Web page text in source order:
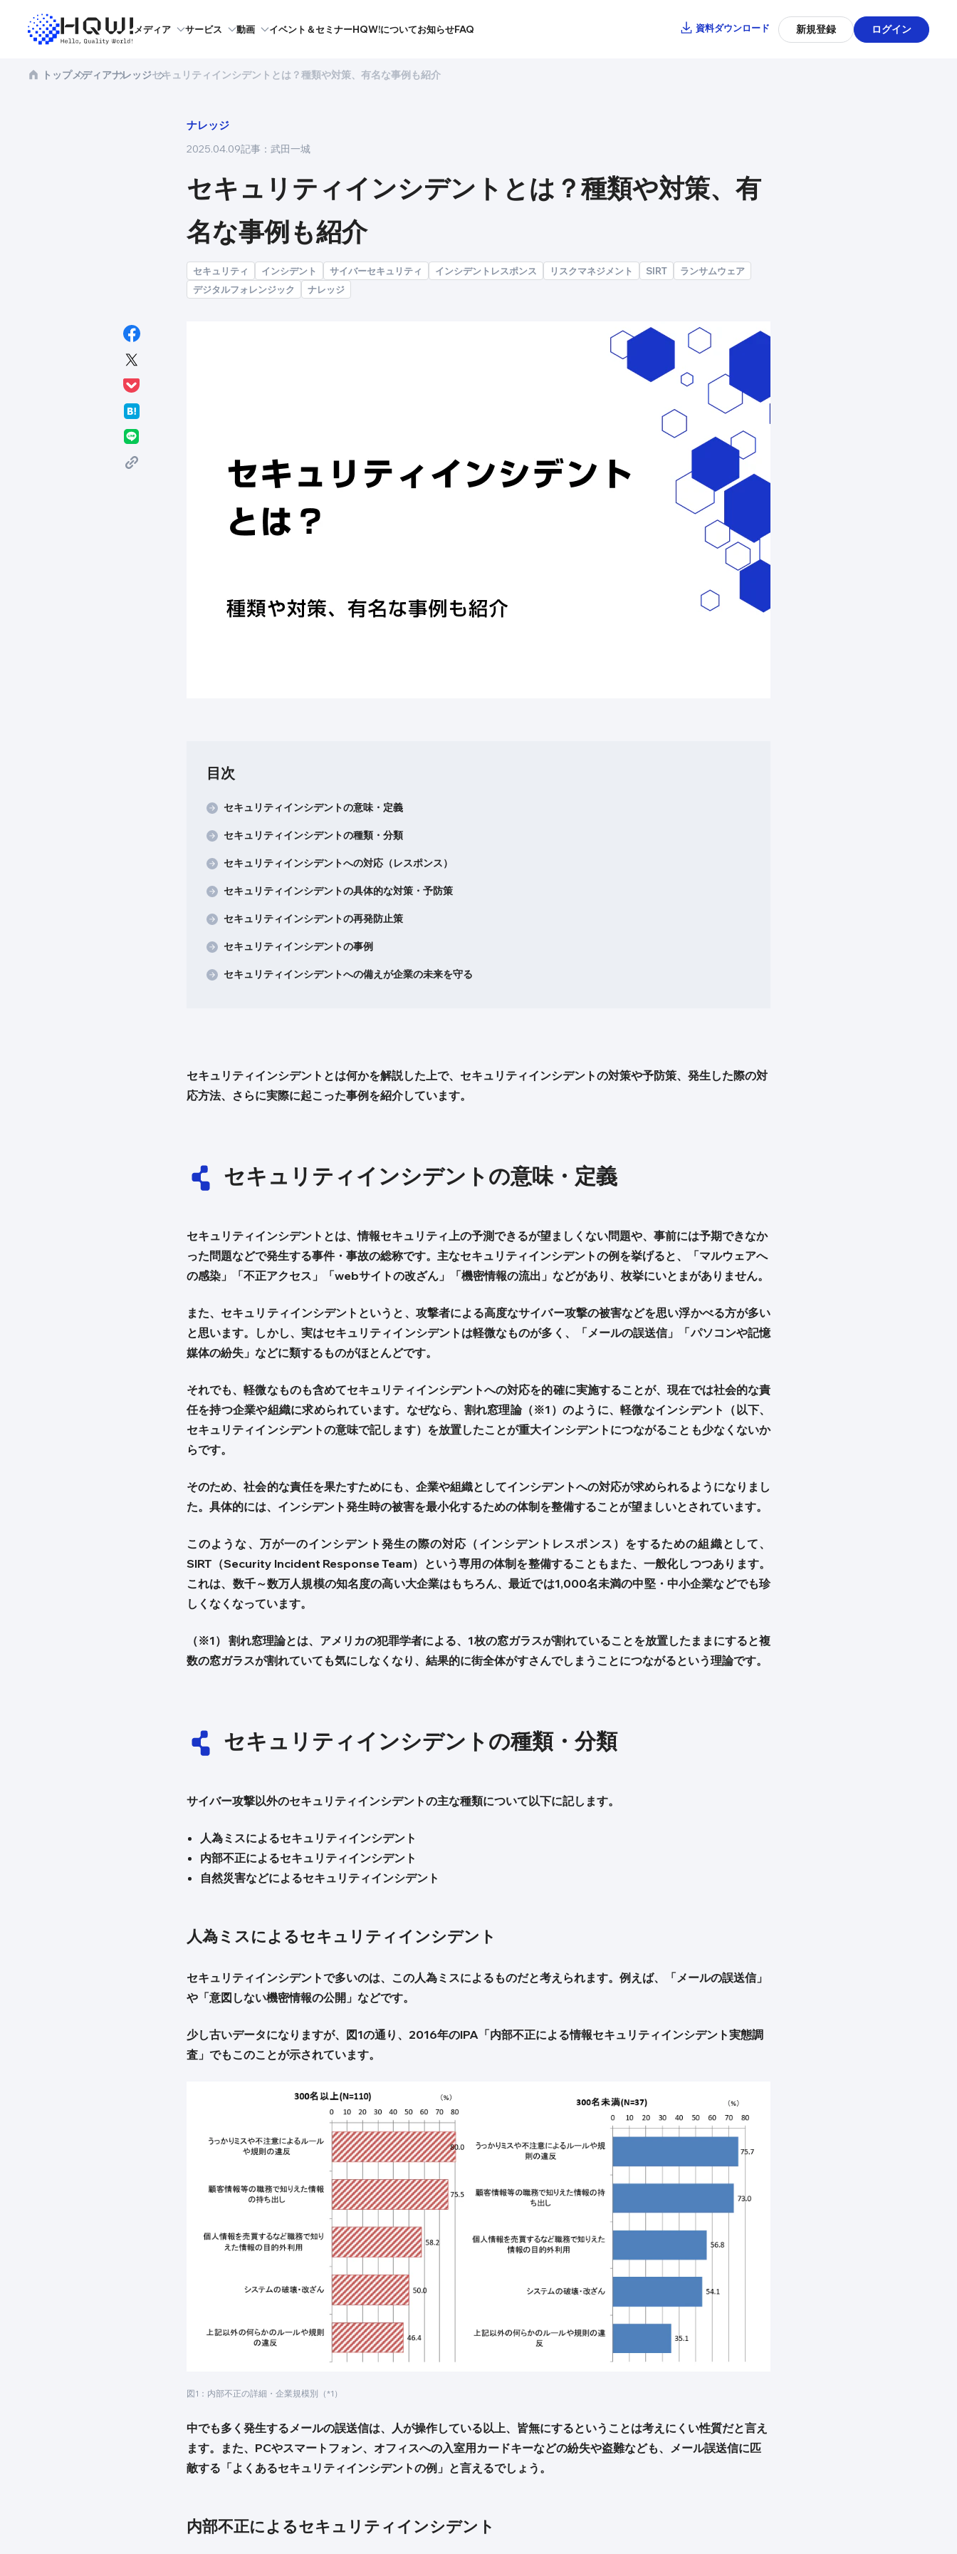
メディア サービス 動画 イベント＆セミナーHQW!についてお知らせFAQ 資料ダウンロード 新規登録 ログイン
トップメディアナレッジセキュリティインシデントとは？種類や対策、有名な事例も紹介
ナレッジ
2025.04.09記事： 武田一城
セキュリティインシデントとは？種類や対策、有
名な事例も紹介
セキュリティ インシデント サイバーセキュリティ インシデントレスポンス リスクマネジメント SIRT
ランサムウェア
デジタルフォレンジック
ナレッジ
目次
セキュリティインシデントの意味・定義
セキュリティインシデントの種類・分類
セキュリティインシデントへの対応（レスポンス）
セキュリティインシデントの具体的な対策・予防策
セキュリティインシデントの再発防止策
セキュリティインシデントの事例
セキュリティインシデントへの備えが企業の未来を守る
セキュリティインシデントとは何かを解説した上で、セキュリティインシデントの対策や予防策、発生した際の対
応方法、さらに実際に起こった事例を紹介しています。
セキュリティインシデントの意味・定義
セキュリティインシデントとは、情報セキュリティ上の予測できるが望ましくない問題や、事前には予期できなか
った問題などで発生する事件・事故の総称です。主なセキュリティインシデントの例を挙げると、「マルウェアへ
の感染」「不正アクセス」「webサイトの改ざん」「機密情報の流出」などがあり、枚挙にいとまがありません。
また、セキュリティインシデントというと、攻撃者による高度なサイバー攻撃の被害などを思い浮かべる方が多い
と思います。しかし、実はセキュリティインシデントは軽微なものが多く、「メールの誤送信」「パソコンや記憶
媒体の紛失」などに類するものがほとんどです。
それでも、軽微なものも含めてセキュリティインシデントへの対応を的確に実施することが、現在では社会的な責
任を持つ企業や組織に求められています。なぜなら、割れ窓理論（※1）のように、軽微なインシデント（以下、
セキュリティインシデントの意味で記します）を放置したことが重大インシデントにつながることも少なくないか
らです。
そのため、社会的な責任を果たすためにも、企業や組織としてインシデントへの対応が求められるようになりまし
た。具体的には、インシデント発生時の被害を最小化するための体制を整備することが望ましいとされています。
このような、万が一のインシデント発生の際の対応（インシデントレスポンス）をするための組織として、
SIRT（Security Incident Response Team）という専用の体制を整備することもまた、一般化しつつあります。
これは、数千～数万人規模の知名度の高い大企業はもちろん、最近では1,000名未満の中堅・中小企業などでも珍
しくなくなっています。
（※1） 割れ窓理論とは、アメリカの犯罪学者による、1枚の窓ガラスが割れていることを放置したままにすると複
数の窓ガラスが割れていても気にしなくなり、結果的に街全体がすさんでしまうことにつながるという理論です。
セキュリティインシデントの種類・分類
サイバー攻撃以外のセキュリティインシデントの主な種類について以下に記します。
人為ミスによるセキュリティインシデント
内部不正によるセキュリティインシデント
自然災害などによるセキュリティインシデント
人為ミスによるセキュリティインシデント
セキュリティインシデントで多いのは、この人為ミスによるものだと考えられます。例えば、「メールの誤送信」
や「意図しない機密情報の公開」などです。
少し古いデータになりますが、図1の通り、2016年のIPA「内部不正による情報セキュリティインシデント実態調
査」でもこのことが示されています。
図1：内部不正の詳細・企業規模別（*1）
中でも多く発生するメールの誤送信は、人が操作している以上、皆無にするということは考えにくい性質だと言え
ます。また、PCやスマートフォン、オフィスへの入室用カードキーなどの紛失や盗難なども、メール誤送信に匹
敵する「よくあるセキュリティインシデントの例」と言えるでしょう。
内部不正によるセキュリティインシデント